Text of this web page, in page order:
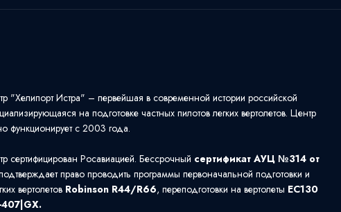
"Хелипорт Истра" – первейшая в современной истории российской
на подготовке частных пилотов легких вертолетов. Центр
функционирует с 2003 года.
сертифицирован Росавиацией. Бессрочный сертификат АУЦ №314 от
право проводить программы первоначальной подготовки и
вертолетов Robinson R44/R66, переподготовки на вертолеты EC130